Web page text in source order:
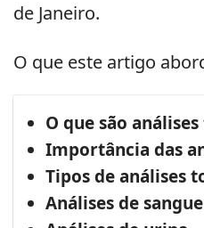
de Janeiro.
O que este artigo
O que são
Importância das
Tipos de análises
Análises de sangue